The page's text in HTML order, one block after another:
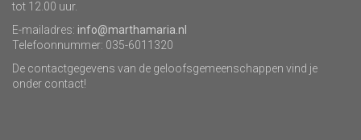
tot 12.00 uur.
E-mailadres: info@marthamaria.nl
Telefoonnummer: 035-6011320
De contactgegevens van de geloofsgemeenschappen vind je
onder contact!